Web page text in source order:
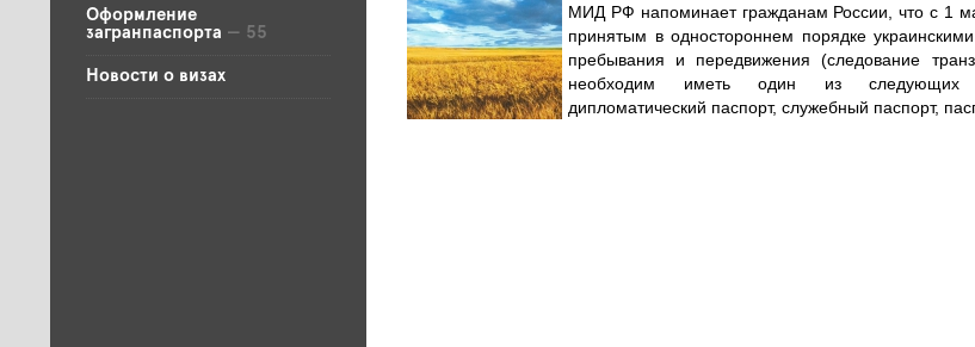
Оформление
загранпаспорта — 55
Новости о визах
МИД РФ напоминает гражданам России, что с 1
принятым в одностороннем порядке
пребывания и передвижения (следование
необходим иметь один из следующих
дипломатический паспорт, служебный паспорт,